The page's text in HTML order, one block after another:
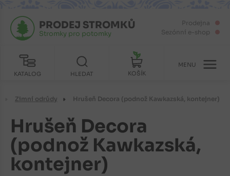
Prodejna
Sezónní e-shop
KATALOG
PRODEJ STROMKŮ
Stromky pro potomky
HLEDAT KOŠÍK
MENU
Zimní odrůdy Hrušeň Decora (podnož Kawkazská, kontejner)
Hrušeň Decora
(podnož Kawkazská,
kontejner)